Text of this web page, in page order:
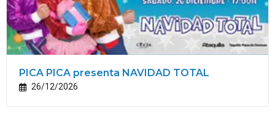
PICA PICA presenta NAVIDAD TOTAL
26/12/2026